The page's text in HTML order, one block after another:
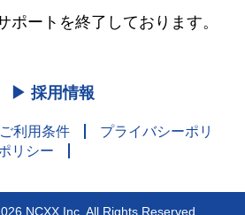
ートを終了しております。
▶ 採用情報
ご利用条件
プライバシーポリ
リシー
NCXX Inc. All Rights Reserved.